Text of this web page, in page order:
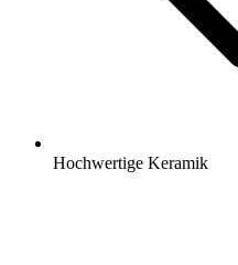
Hochwertige Keramik